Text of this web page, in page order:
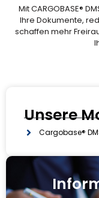
Unsere
Cargobase®
Mit CARGOBASE®
Ihre Dokumente,
schaffen mehr